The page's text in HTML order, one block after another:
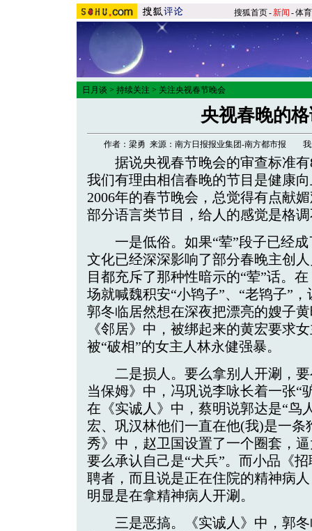
搜狐首页-新闻 -体育
日月谈 > 持续关注 > 关注央视春节晚会
央视春晚的
作者：梁勇 来源：南方日报报业集团-南方都市报
据说央视春节晚会的审查标准有
我们有理由相信春晚的节目是健康
2006年的春节晚会，总觉得有点献
部分语言类节目，给人的感觉是格
一是低俗。如果“荤”段子已经成
文化已经深深影响了部分春晚主创
目都充斥了那种性暗示的“荤”话。
场就喊魏积安“小鸨子”、“老鸨子”
郭冬临居然想在深夜把漂亮的嫂子
《邻居》中，被绑起来的黄宏要求
被“破相”的女主人林永健强暴。
二是损人。要么拿别人开涮，要
当保姆》中，冯巩说李咏长着一张“
在《实诚人》中，蔡明说郭达是“鸟
宏、巩汉林他们一直在他(我)是一条
秀》中，赵卫国设置了一个圈套，
要么承认自己是“犬兵”。而小品《
聘者，而且说是正在住院的精神病
明显是在拿精神病人开涮。
三是恶搞。《实诚人》中，郭冬